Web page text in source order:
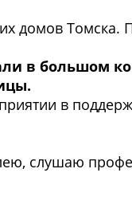
домов Томска.
в большом
в
слушаю